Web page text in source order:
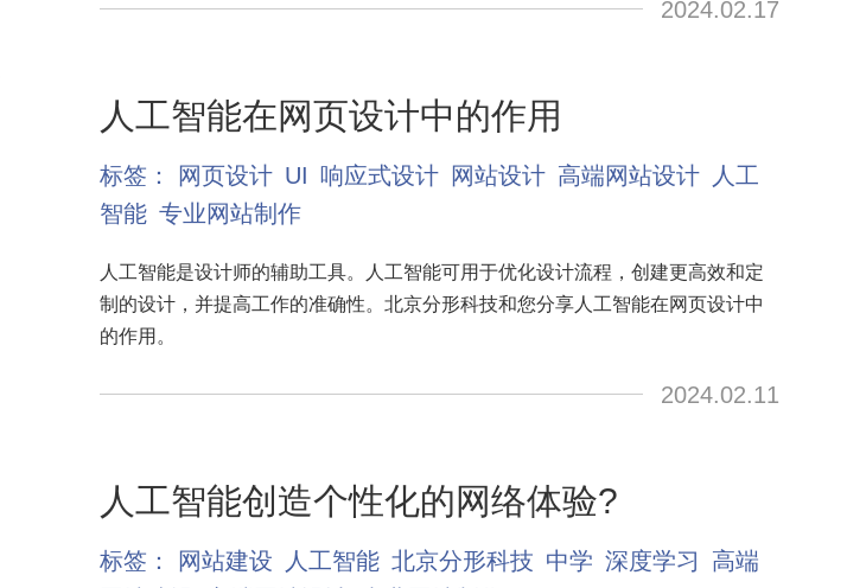
2024.02.17
人工智能在网页设计中的作用
标签： 网页设计 UI 响应式设计 网站设计 高端网站设计
人工
智能 专业网站制作
人工智能是设计师的辅助工具。人工智能可用于优化设计流程，创建更高效和定
制的设计，并提高工作的准确性。北京分形科技和您分享人工智能在网页设计中
的作用。
2024.02.11
人工智能创造个性化的网络体验?
标签： 网站建设 人工智能 北京分形科技 中学 深度学习
高端